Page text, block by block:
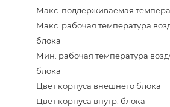
Макс. поддерживаемая
Макс. рабочая температура
блока
Мин. рабочая температура
блока
Цвет корпуса внешнего блока
Цвет корпуса внутр. блока